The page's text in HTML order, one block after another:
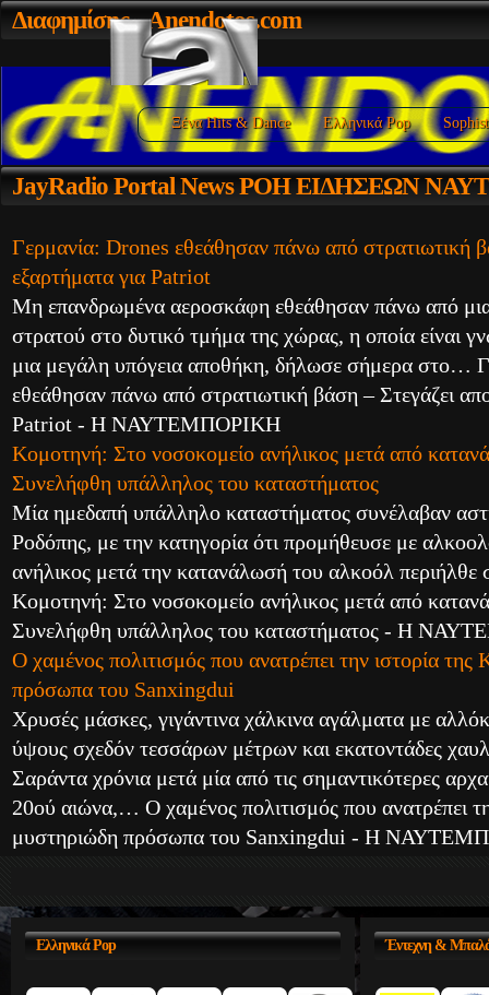
Ξένα Hits & Dance Ελληνικά Pop
Διαφημίσης- Anendotos.com
JayRadioPortal News ΡΟΗ ΕΙΔΗΣΕΩΝ
Γερμανία: Drones εθεάθησαν πάνω από στρατιωτική
εξαρτήματα για Patriot
Μη επανδρωμένα αεροσκάφη εθεάθησαν πάνω από
στρατού στο δυτικό τμήμα της χώρας, η οποία είναι
μια μεγάλη υπόγεια αποθήκη, δήλωσε σήμερα στο…
εθεάθησαν πάνω από στρατιωτική βάση – Στεγάζει
Patriot - Η ΝΑΥΤΕΜΠΟΡΙΚΗ
Κομοτηνή: Στο νοσοκομείο ανήλικος μετά από
Συνελήφθη υπάλληλος του καταστήματος
Μία ημεδαπή υπάλληλο καταστήματος συνέλαβαν
Ροδόπης, με την κατηγορία ότι προμήθευσε με
ανήλικος μετά την κατανάλωσή του αλκοόλ
Κομοτηνή: Στο νοσοκομείο ανήλικος μετά από
Συνελήφθη υπάλληλος του καταστήματος - Η
Ο χαμένος πολιτισμός που ανατρέπει την ιστορία
πρόσωπα του Sanxingdui
Χρυσές μάσκες, γιγάντινα χάλκινα αγάλματα με
ύψους σχεδόν τεσσάρων μέτρων και εκατοντάδες
Σαράντα χρόνια μετά μία από τις σημαντικότερες
20ού αιώνα,… Ο χαμένος πολιτισμός που ανατρέπει
μυστηριώδη πρόσωπα του Sanxingdui - Η
ΕλληνικάPop Έντεχνη&